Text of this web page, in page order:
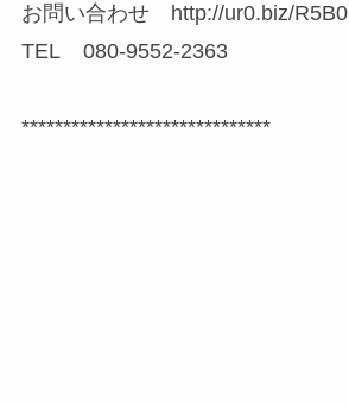
お問い合わせ http://ur0.biz/R5B0
TEL 080-9552-2363
******************************